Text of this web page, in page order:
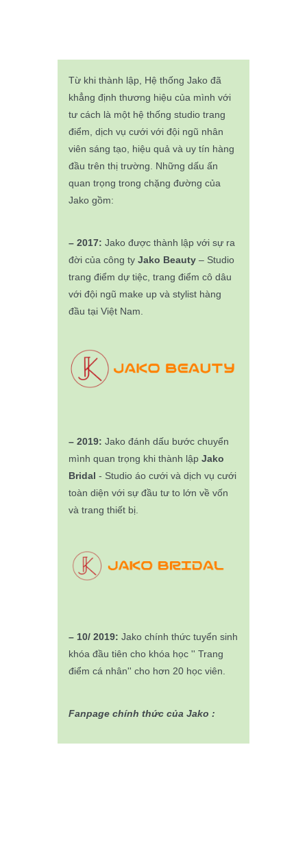
Từ khi thành lập, Hệ thống Jako đã
khẳng định thương hiệu của mình với
tư cách là một hệ thống studio trang
điểm, dịch vụ cưới với đội ngũ nhân
viên sáng tạo, hiệu quả và uy tín hàng
đầu trên thị trường. Những dấu ấn
quan trọng trong chặng đường của
Jako gồm:
– 2017: Jako được thành lập với sự ra
đời của công ty Jako Beauty – Studio
trang điểm dự tiệc, trang điểm cô dâu
với đội ngũ make up và stylist hàng
đầu tại Việt Nam.
– 2019: Jako đánh dấu bước chuyển
mình quan trọng khi thành lập Jako
Bridal - Studio áo cưới và dịch vụ cưới
toàn diện với sự đầu tư to lớn về vốn
và trang thiết bị.
– 10/ 2019: Jako chính thức tuyển sinh
khóa đầu tiên cho khóa học '' Trang
điểm cá nhân'' cho hơn 20 học viên.
Fanpage chính thức của Jako :